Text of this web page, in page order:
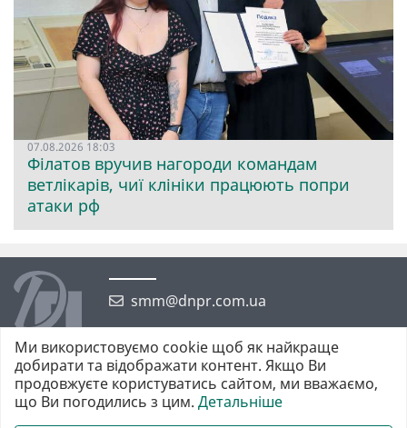
07.08.2026 18:03
Філатов вручив нагороди командам
ветлікарів, чиї клініки працюють попри
атаки рф
smm@dnpr.com.ua
©2026 https://dnpr.com.ua Дніпровська порадниця
Ми використовуємо cookie щоб як найкраще
добирати та відображати контент. Якщо Ви
продовжуєте користуватись сайтом, ми вважаємо,
що Ви погодились з цим. Детальніше